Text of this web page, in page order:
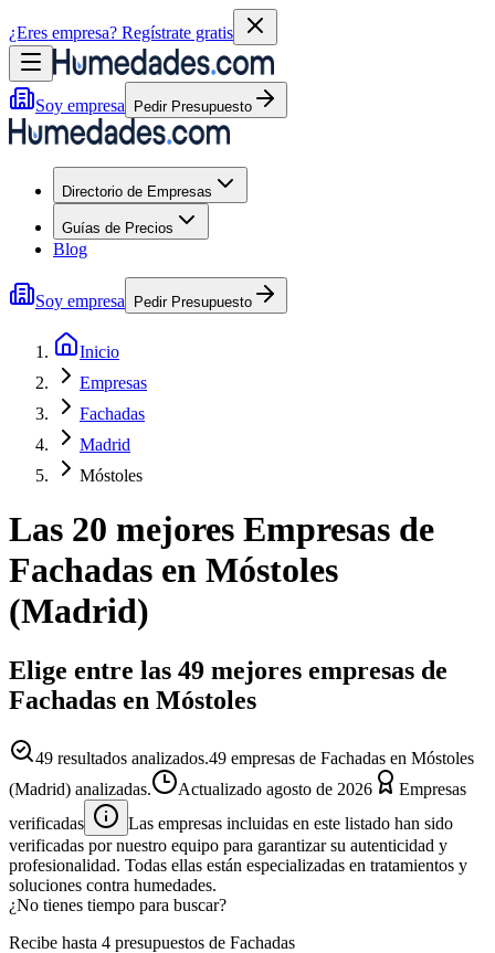
¿Eres empresa? Regístrate gratis
Soy empresa Pedir Presupuesto
Directorio de Empresas
Guías de Precios
Blog
Soy empresa Pedir Presupuesto
Inicio
Empresas
Fachadas
Madrid
Móstoles
Las 20 mejores Empresas de
Fachadas en Móstoles
(Madrid)
Elige entre las 49 mejores empresas de
Fachadas en Móstoles
49 resultados analizados.49 empresas de Fachadas en Móstoles
(Madrid) analizadas.
Actualizado agosto de 2026
Empresas
verificadas
Las empresas incluidas en este listado han sido
verificadas por nuestro equipo para garantizar su autenticidad y
profesionalidad. Todas ellas están especializadas en tratamientos y
soluciones contra humedades.
¿No tienes tiempo para buscar?
Recibe hasta 4 presupuestos de Fachadas